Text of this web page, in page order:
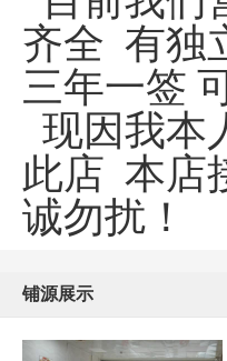
齐全 有独
三年一签
现因我本
此店 本店
诚勿扰！
铺源展示